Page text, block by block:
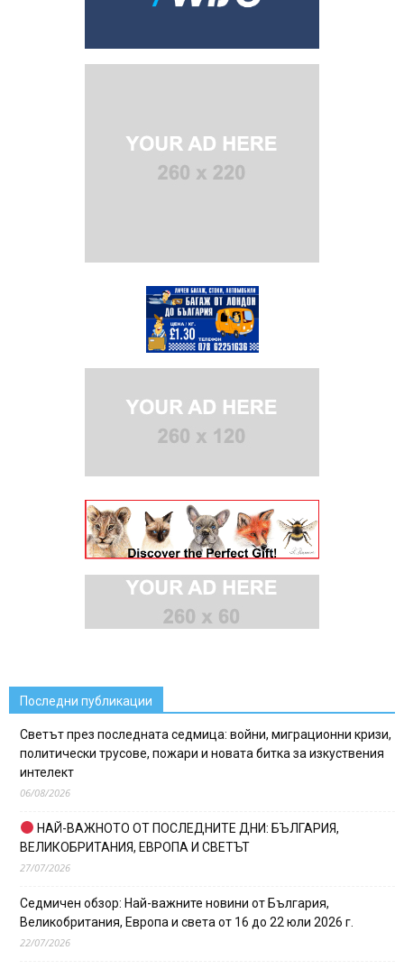
Последни публикации
Светът през последната седмица: войни, миграционни кризи,
политически трусове, пожари и новата битка за изкуствения
интелект
06/08/2026
НАЙ-ВАЖНОТО ОТ ПОСЛЕДНИТЕ ДНИ: БЪЛГАРИЯ,
ВЕЛИКОБРИТАНИЯ, ЕВРОПА И СВЕТЪТ
27/07/2026
Седмичен обзор: Най-важните новини от България,
Великобритания, Европа и света от 16 до 22 юли 2026 г.
22/07/2026